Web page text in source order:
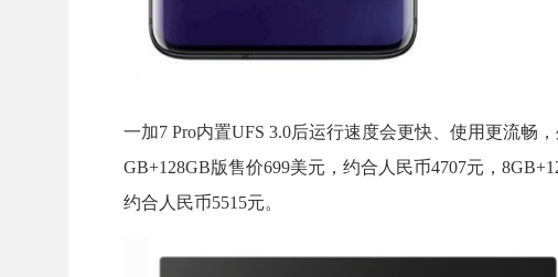
一加7 Pro内置UFS 3.0后运行速度会更快、使用更流畅
GB+128GB版售价699美元，约合人民币4707元，
约合人民币5515元。